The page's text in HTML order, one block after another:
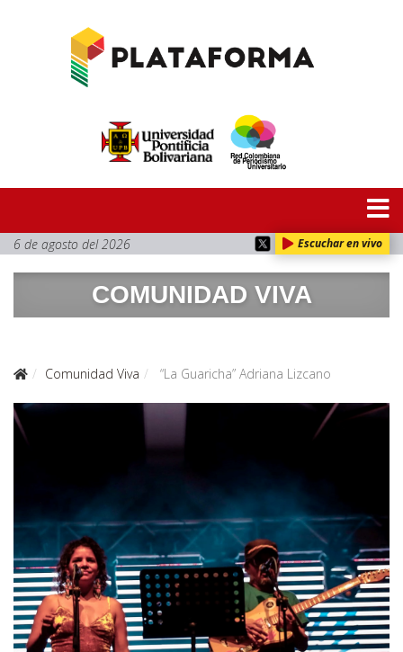
6 de agosto del 2026 Escuchar en vivo
COMUNIDAD VIVA
Comunidad Viva “La Guaricha” Adriana Lizcano